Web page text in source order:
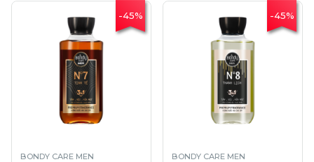
-45%
BONDY CARE MEN
-45%
BONDY CARE MEN